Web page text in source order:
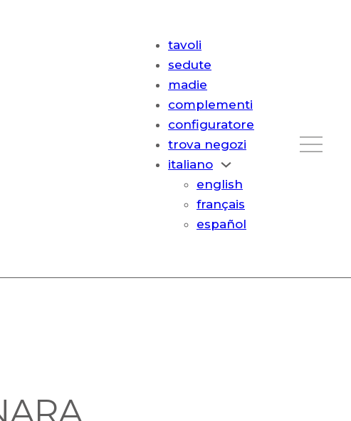
tavoli
sedute
madie
complementi
configuratore
trova negozi
italiano
english
français
español